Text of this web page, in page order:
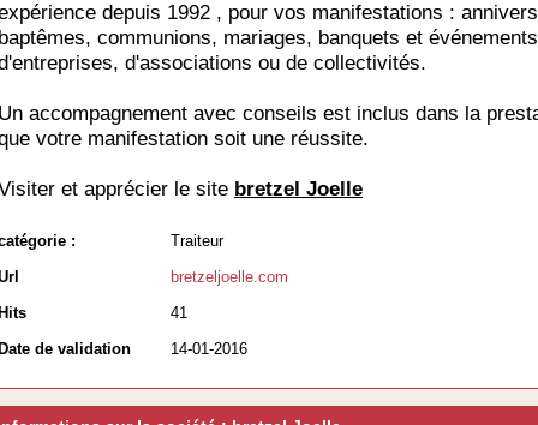
depuis 1992 , pour vos manifestations :
communions, mariages, banquets et événements
d'associations ou de collectivités.
accompagnement avec conseils est inclus dans la
votre manifestation soit une réussite.
et apprécier le site bretzel Joelle
:
Traiteur
bretzeljoelle.com
41
de validation
14-01-2016